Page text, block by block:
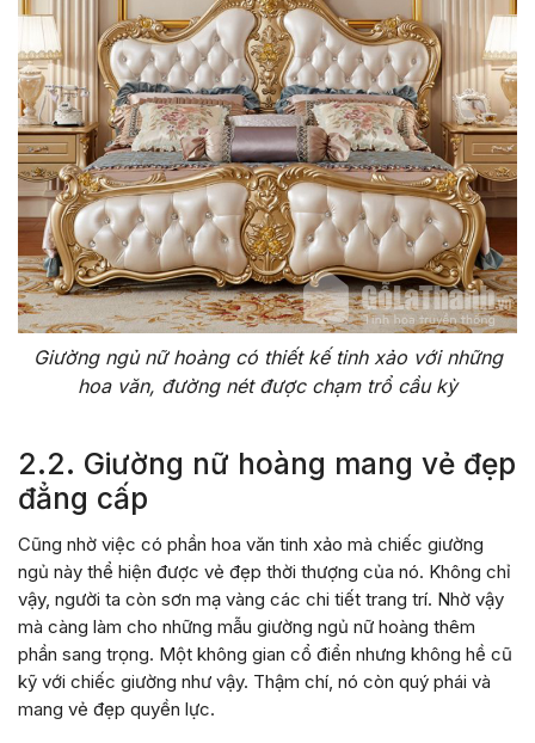
Giường ngủ nữ hoàng có thiết kế tinh xảo với những
hoa văn, đường nét được chạm trổ cầu kỳ
2.2. Giường nữ hoàng mang vẻ đẹp
đẳng cấp
Cũng nhờ việc có phần hoa văn tinh xảo mà chiếc giường
ngủ này thể hiện được vẻ đẹp thời thượng của nó. Không chỉ
vậy, người ta còn sơn mạ vàng các chi tiết trang trí. Nhờ vậy
mà càng làm cho những mẫu giường ngủ nữ hoàng thêm
phần sang trọng. Một không gian cổ điển nhưng không hề cũ
kỹ với chiếc giường như vậy. Thậm chí, nó còn quý phái và
mang vẻ đẹp quyền lực.